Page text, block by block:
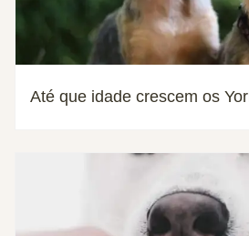
Até que idade crescem os